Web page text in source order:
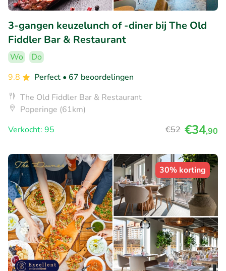
3-gangen keuzelunch of -diner bij The Old
Fiddler Bar & Restaurant
Wo
Do
9.8
Perfect • 67 beoordelingen
The Old Fiddler Bar & Restaurant
Poperinge (61km)
Verkocht: 95
€52 €34,90
30% korting